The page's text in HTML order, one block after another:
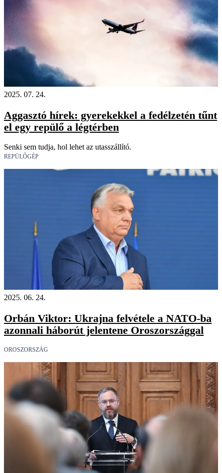
2025. 07. 24.
Aggasztó hírek: gyerekekkel a fedélzetén tűnt
el egy repülő a légtérben
Senki sem tudja, hol lehet az utasszállító.
REPÜLŐGÉP
2025. 06. 24.
Orbán Viktor: Ukrajna felvétele a NATO-ba
azonnali háborút jelentene Oroszországgal
OROSZORSZÁG